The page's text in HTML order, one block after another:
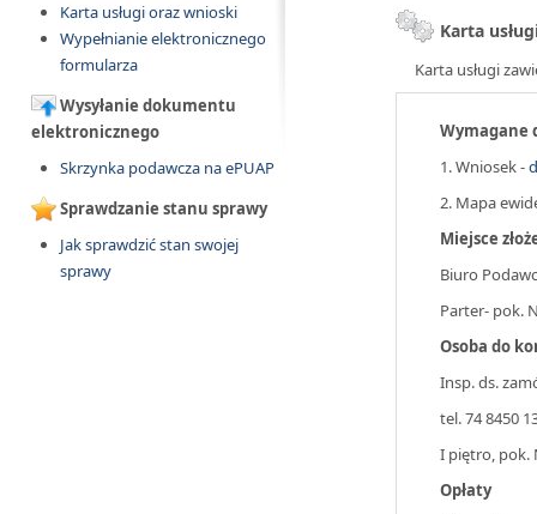
Karta usługi oraz wnioski
Wypełnianie elektronicznego
formularza
Wysyłanie dokumentu
elektronicznego
Skrzynka podawcza na ePUAP
Sprawdzanie stanu sprawy
Jak sprawdzić stan swojej
sprawy
Karta
Karta usługi
Wymagane
1. Wniosek -
2. Mapa
Miejsce
Biuro
Parter- pok.
Osoba do
Insp. ds.
tel. 74 8450
I piętro, pok.
Opłaty